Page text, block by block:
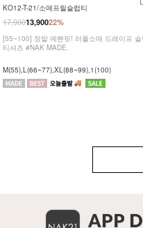
KO12-T-21/소매프릴슬럽티
22%
17,90013,900
[55~100] 정말 예쁜핏! 러플소매 드레이프 슬럽
티셔츠 #NAK MADE.
M(55),L(66~77),XL(88~99),1(100)